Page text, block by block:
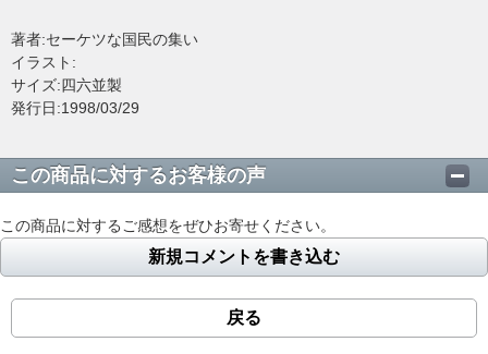
著者:セーケツな国民の集い
イラスト:
サイズ:四六並製
発行日:1998/03/29
この商品に対するお客様の声
この商品に対するご感想をぜひお寄せください。
新規コメントを書き込む
戻る